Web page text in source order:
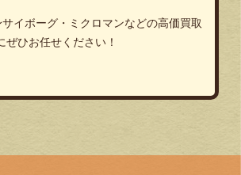
イボーグ・ミクロマンなどの高価買取
ぜひお任せください！